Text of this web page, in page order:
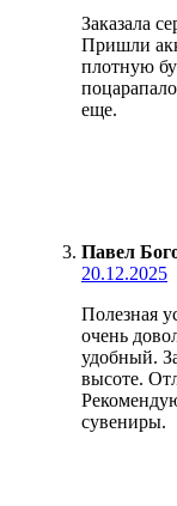
Заказала
Пришли
плотную
еще.
Павел
20.12.2025
Полезная
очень
удобный.
высоте.
сувениры.